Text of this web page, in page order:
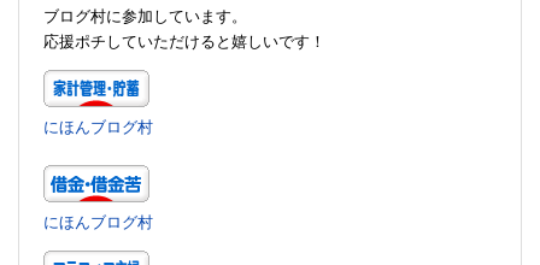
ブログ村に参加しています。
応援ポチしていただけると嬉しいです！
にほんブログ村
にほんブログ村